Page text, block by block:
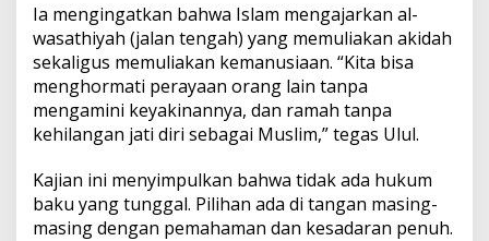
Ia mengingatkan bahwa Islam mengajarkan al-
wasathiyah (jalan tengah) yang memuliakan akidah
sekaligus memuliakan kemanusiaan. “Kita bisa
menghormati perayaan orang lain tanpa
mengamini keyakinannya, dan ramah tanpa
kehilangan jati diri sebagai Muslim,” tegas Ulul.
Kajian ini menyimpulkan bahwa tidak ada hukum
baku yang tunggal. Pilihan ada di tangan masing-
masing dengan pemahaman dan kesadaran penuh.